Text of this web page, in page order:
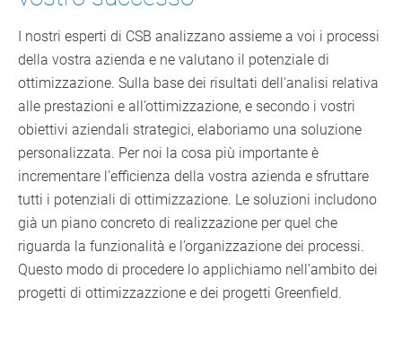
I nostri esperti di CSB analizzano assieme a voi i processi
della vostra azienda e ne valutano il potenziale di
ottimizzazione. Sulla base dei risultati dell'analisi relativa
alle prestazioni e all’ottimizzazione, e secondo i vostri
obiettivi aziendali strategici, elaboriamo una soluzione
personalizzata. Per noi la cosa più importante è
incrementare l’efficienza della vostra azienda e sfruttare
tutti i potenziali di ottimizzazione. Le soluzioni includono
già un piano concreto di realizzazione per quel che
riguarda la funzionalità e l’organizzazione dei processi.
Questo modo di procedere lo applichiamo nell’ambito dei
progetti di ottimizzazzione e dei progetti Greenfield.